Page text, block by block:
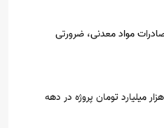
مواد معدنی، ضرورتی
استاندار بوشهر: ۲۶۰ هزار میلیارد تومان پروژه در دهه